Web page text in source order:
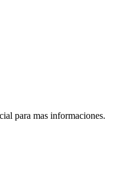
para mas informaciones.